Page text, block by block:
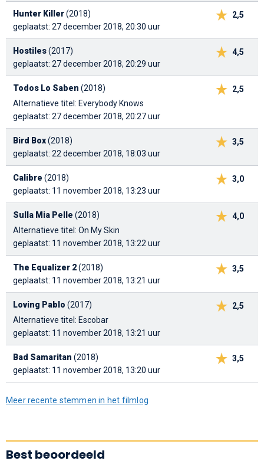
2,5
Hunter Killer(2018)
geplaatst: 27 december 2018, 20:30 uur
4,5
Hostiles(2017)
geplaatst: 27 december 2018, 20:29 uur
2,5
Todos Lo Saben (2018)
Alternatieve titel: Everybody Knows
geplaatst: 27 december 2018, 20:27 uur
3,5
Bird Box(2018)
geplaatst: 22 december 2018, 18:03 uur
3,0
Calibre (2018)
geplaatst: 11 november 2018, 13:23 uur
4,0
Sulla Mia Pelle (2018)
Alternatieve titel: On My Skin
geplaatst: 11 november 2018, 13:22 uur
3,5
The Equalizer 2(2018)
geplaatst: 11 november 2018, 13:21 uur
2,5
Loving Pablo (2017)
Alternatieve titel: Escobar
geplaatst: 11 november 2018, 13:21 uur
3,5
Bad Samaritan (2018)
geplaatst: 11 november 2018, 13:20 uur
Meer recente stemmen in het filmlog
Best beoordeeld